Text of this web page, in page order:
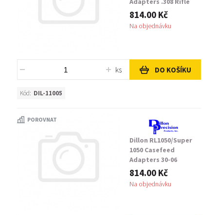
814.00 Kč
Na objednávku
ks DO KOŠÍKU
Kód: DIL-11005
POROVNAT
Dillon RL1050/Super
1050 Casefeed
Adapters 30-06
814.00 Kč
Na objednávku